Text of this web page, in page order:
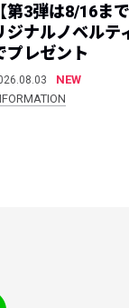
【第3弾は8/16ま
ジナルノベルテ
プレゼント
NEW